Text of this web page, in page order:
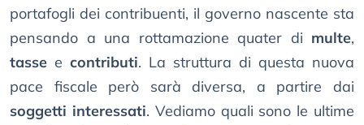
portafogli dei contribuenti, il governo nascente sta
pensando a una rottamazione quater di multe,
tasse e contributi. La struttura di questa nuova
pace fiscale però sarà diversa, a partire dai
soggetti interessati. Vediamo quali sono le ultime